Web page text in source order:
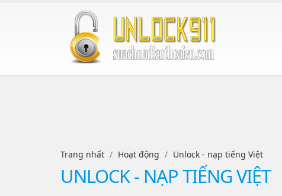
Trang nhất Hoạt động Unlock - nạp tiếng Việt
UNLOCK - NẠP TIẾNG VIỆT